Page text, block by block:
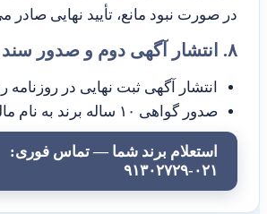
در صورت نبود مانع، تأیید نهایی صادر
۸. انتشار آگهی دوم و صدور سند برند
انتشار آگهی ثبت نهایی در
صدور گواهی ۱۰ ساله برند به نام مالک
استعلام برند شما — تماس فوری:
۰۲۱-۹۱۳۰۲۷۲۹